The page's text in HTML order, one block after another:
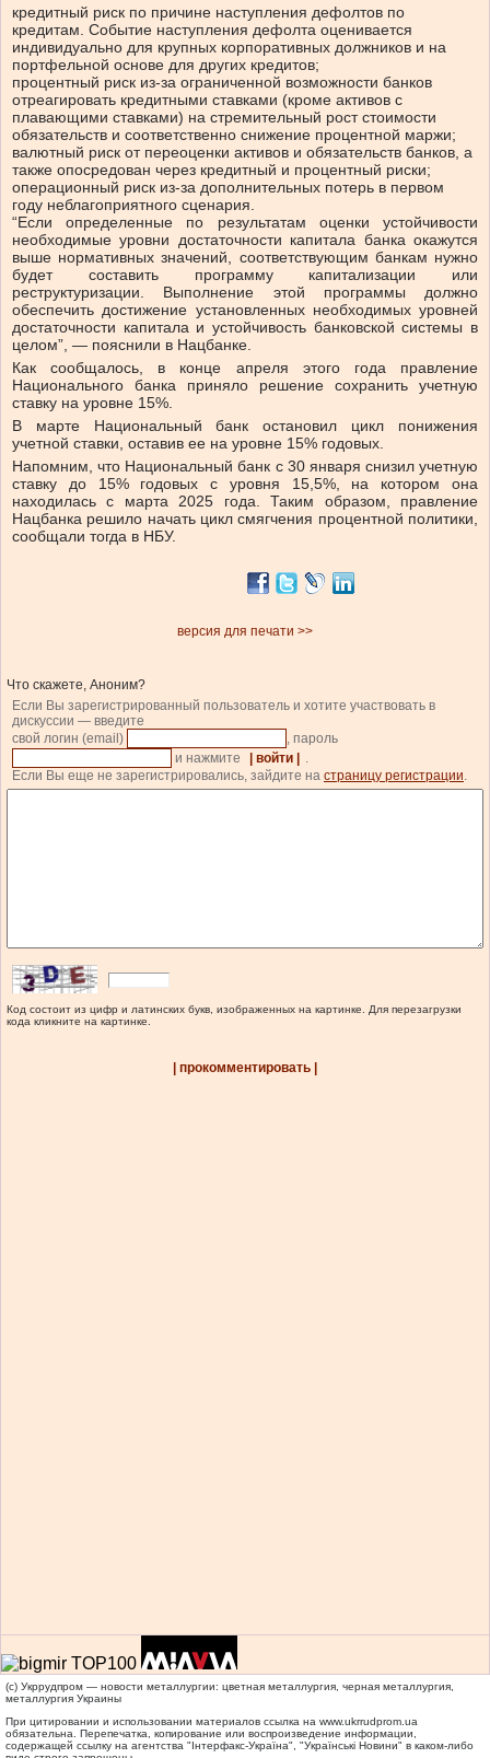
кредитный риск по причине наступления дефолтов по
кредитам. Событие наступления дефолта оценивается
индивидуально для крупных корпоративных должников и на
портфельной основе для других кредитов;
процентный риск из-за ограниченной возможности банков
отреагировать кредитными ставками (кроме активов с
плавающими ставками) на стремительный рост стоимости
обязательств и соответственно снижение процентной маржи;
валютный риск от переоценки активов и обязательств банков, а
также опосредован через кредитный и процентный риски;
операционный риск из-за дополнительных потерь в первом
году неблагоприятного сценария.
“Если определенные по результатам оценки устойчивости
необходимые уровни достаточности капитала банка окажутся
выше нормативных значений, соответствующим банкам нужно
будет составить программу капитализации или
реструктуризации. Выполнение этой программы должно
обеспечить достижение установленных необходимых уровней
достаточности капитала и устойчивость банковской системы в
целом”, — пояснили в Нацбанке.
Как сообщалось, в конце апреля этого года правление
Национального банка приняло решение сохранить учетную
ставку на уровне 15%.
В марте Национальный банк остановил цикл понижения
учетной ставки, оставив ее на уровне 15% годовых.
Напомним, что Национальный банк с 30 января снизил учетную
ставку до 15% годовых с уровня 15,5%, на котором она
находилась с марта 2025 года. Таким образом, правление
Нацбанка решило начать цикл смягчения процентной политики,
сообщали тогда в НБУ.
версия для печати >>
Что скажете, Аноним?
Если Вы зарегистрированный пользователь и хотите участвовать в
дискуссии — введите
свой логин (email)
, пароль
и нажмите
| войти |
.
Если Вы еще не зарегистрировались, зайдите на страницу регистрации.
Код состоит из цифр и латинских букв, изображенных на картинке. Для перезагрузки
кода кликните на картинке.
| прокомментировать |
(c) Укррудпром — новости металлургии: цветная металлургия, черная металлургия,
металлургия Украины
При цитировании и использовании материалов ссылка на www.ukrrudprom.ua
обязательна. Перепечатка, копирование или воспроизведение информации,
содержащей ссылку на агентства "Iнтерфакс-Україна", "Українськi Новини" в каком-либо